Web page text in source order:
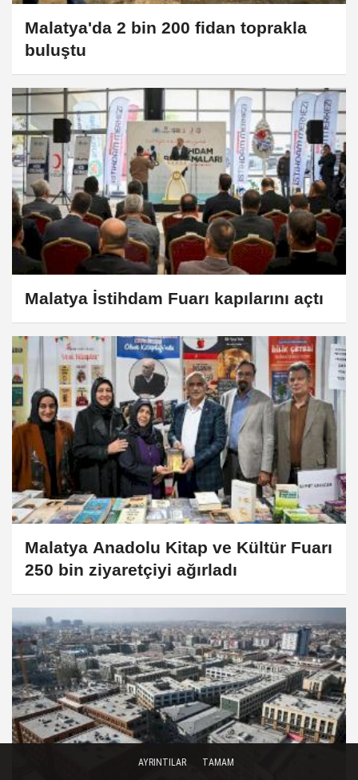
Malatya'da 2 bin 200 fidan toprakla
buluştu
Malatya İstihdam Fuarı kapılarını açtı
Malatya Anadolu Kitap ve Kültür Fuarı
250 bin ziyaretçiyi ağırladı
AYRINTILAR TAMAM